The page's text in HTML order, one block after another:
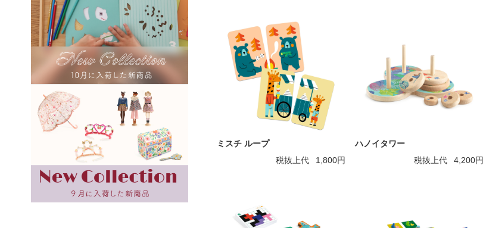
ミスチ ループ
税抜上代
1,800円
ハノイタワー
税抜上代
4,200円